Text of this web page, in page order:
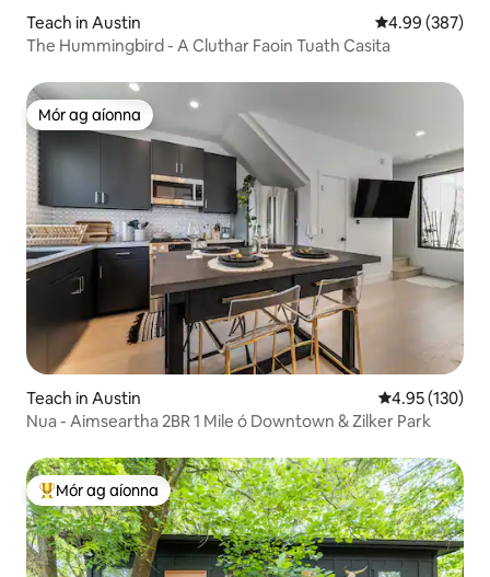
Teach in Austin Meánrátáil
4.99 (387)
The Hummingbird - A Cluthar Faoin Tuath Casita
Mór ag aíonna
Mór ag aíonna
Teach in Austin Meánrátáil
4.95 (130)
Nua - Aimseartha 2BR 1 Mile ó Downtown & Zilker Park
An-mhór ag aíonna
Mór ag aíonna